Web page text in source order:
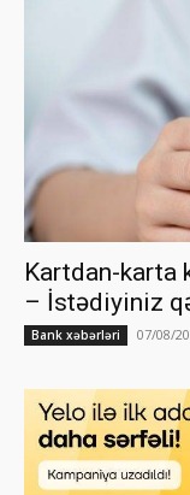
Kartdan-karta
– İstədiyiniz
Bank xəbərləri 07/08/